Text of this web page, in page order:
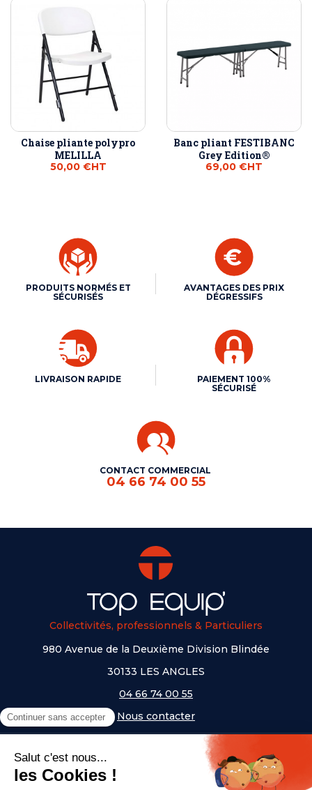
Chaise pliante polypro
MELILLA
50,00 €HT
Banc pliant FESTIBANC
Grey Edition®
69,00 €HT
PRODUITS NORMÉS ET
SÉCURISÉS
AVANTAGES DES PRIX
DÉGRESSIFS
LIVRAISON RAPIDE
PAIEMENT 100%
SÉCURISÉ
CONTACT COMMERCIAL
04 66 74 00 55
Collectivités, professionnels & Particuliers
980 Avenue de la Deuxième Division Blindée
30133 LES ANGLES
04 66 74 00 55
Nous contacter